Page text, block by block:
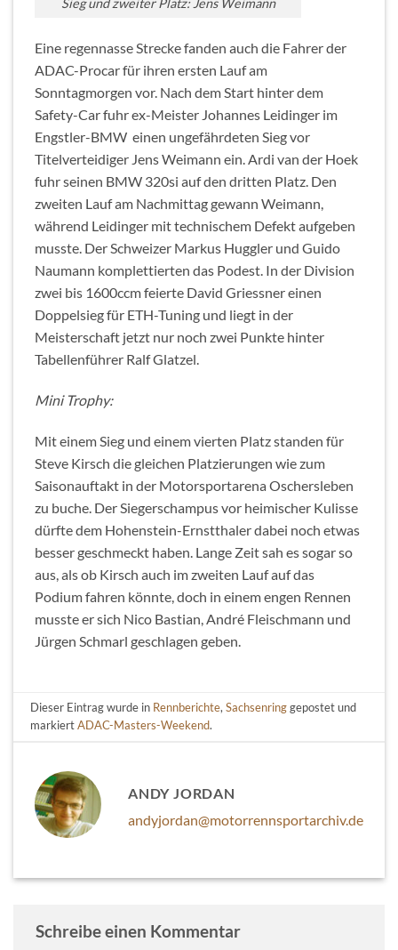
Eine regennasse Strecke fanden auch die Fahrer der
ADAC-Procar für ihren ersten Lauf am
Sonntagmorgen vor. Nach dem Start hinter dem
Safety-Car fuhr ex-Meister Johannes Leidinger im
Engstler-BMW einen ungefährdeten Sieg vor
Titelverteidiger Jens Weimann ein. Ardi van der Hoek
fuhr seinen BMW 320si auf den dritten Platz. Den
zweiten Lauf am Nachmittag gewann Weimann,
während Leidinger mit technischem Defekt aufgeben
musste. Der Schweizer Markus Huggler und Guido
Naumann komplettierten das Podest. In der Division
zwei bis 1600ccm feierte David Griessner einen
Doppelsieg für ETH-Tuning und liegt in der
Meisterschaft jetzt nur noch zwei Punkte hinter
Tabellenführer Ralf Glatzel.
Mini Trophy:
Mit einem Sieg und einem vierten Platz standen für
Steve Kirsch die gleichen Platzierungen wie zum
Saisonauftakt in der Motorsportarena Oschersleben
zu buche. Der Siegerschampus vor heimischer Kulisse
dürfte dem Hohenstein-Ernstthaler dabei noch etwas
besser geschmeckt haben. Lange Zeit sah es sogar so
aus, als ob Kirsch auch im zweiten Lauf auf das
Podium fahren könnte, doch in einem engen Rennen
musste er sich Nico Bastian, André Fleischmann und
Jürgen Schmarl geschlagen geben.
Dieser Eintrag wurde in Rennberichte,Sachsenringgepostet und
markiertADAC-Masters-Weekend.
ANDY JORDAN
andyjordan@motorrennsportarchiv.de
Schreibe einen Kommentar